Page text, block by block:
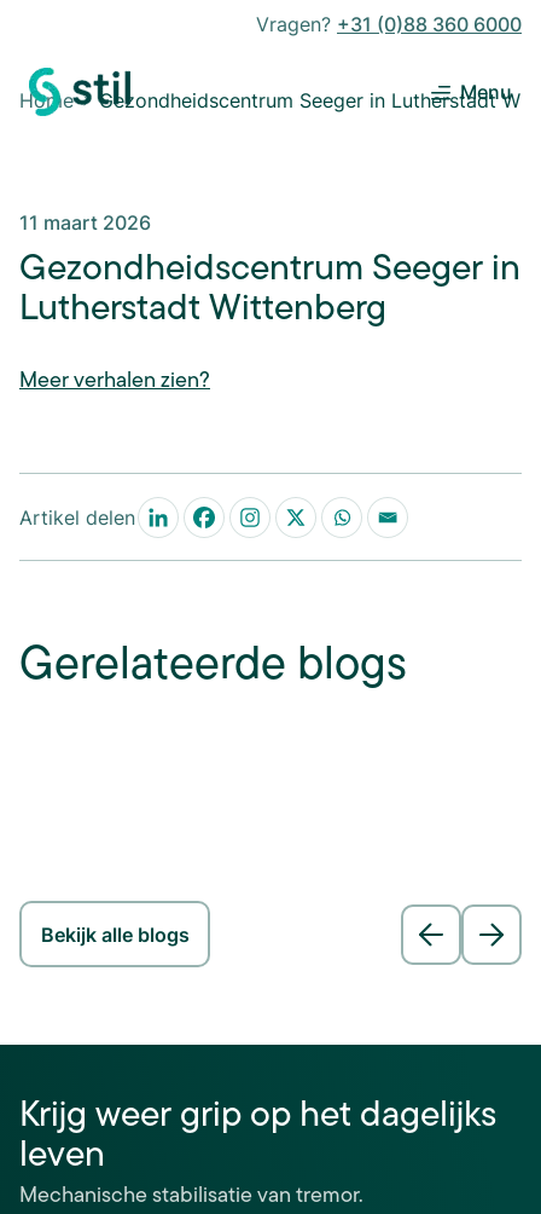
Vragen? +31 (0)88 360 6000
Menu
Home Gezondheidscentrum Seeger in Lutherstadt
11 maart 2026
Gezondheidscentrum Seeger in
Lutherstadt Wittenberg
Meer verhalen zien?
Artikel delen
Gerelateerde blogs
Bekijk alle blogs
Krijg weer grip op het dagelijks
leven
Mechanische stabilisatie van tremor.